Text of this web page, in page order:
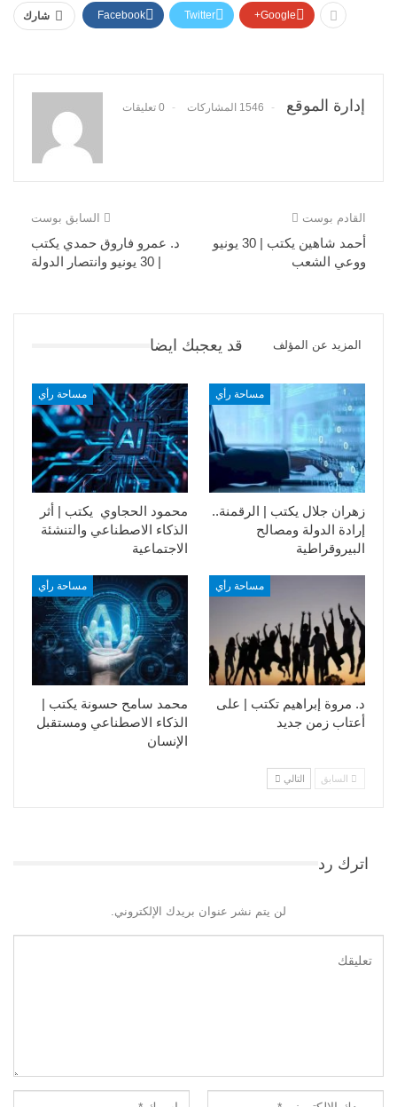
شارك Facebook Twitter Google+
إدارة الموقع 1546 المشاركات 0 تعليقات
السابق بوست
د. عمرو فاروق حمدي يكتب
| 30 يونيو وانتصار الدولة
القادم بوست
أحمد شاهين يكتب | 30 يونيو
ووعي الشعب
قد يعجبك ايضا المزيد عن المؤلف
مساحة رأي
محمود الحجاوي يكتب | أثر
الذكاء الاصطناعي والتنشئة
الاجتماعية
مساحة رأي
زهران جلال يكتب | الرقمنة..
إرادة الدولة ومصالح
البيروقراطية
مساحة رأي
محمد سامح حسونة يكتب |
الذكاء الاصطناعي ومستقبل
الإنسان
مساحة رأي
د. مروة إبراهيم تكتب | على
أعتاب زمن جديد
السابق التالي
اترك رد
لن يتم نشر عنوان بريدك الإلكتروني.